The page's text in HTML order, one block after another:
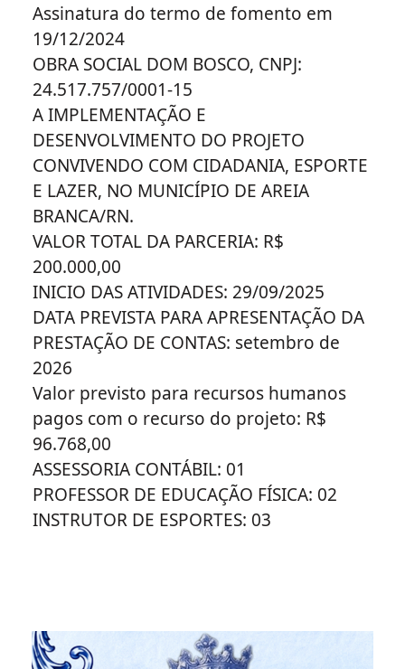
Assinatura do termo de fomento em
19/12/2024
OBRA SOCIAL DOM BOSCO, CNPJ:
24.517.757/0001-15
A IMPLEMENTAÇÃO E
DESENVOLVIMENTO DO PROJETO
CONVIVENDO COM CIDADANIA, ESPORTE
E LAZER, NO MUNICÍPIO DE AREIA
BRANCA/RN.
VALOR TOTAL DA PARCERIA: R$
200.000,00
INICIO DAS ATIVIDADES: 29/09/2025
DATA PREVISTA PARA APRESENTAÇÃO DA
PRESTAÇÃO DE CONTAS: setembro de
2026
Valor previsto para recursos humanos
pagos com o recurso do projeto: R$
96.768,00
ASSESSORIA CONTÁBIL: 01
PROFESSOR DE EDUCAÇÃO FÍSICA: 02
INSTRUTOR DE ESPORTES: 03